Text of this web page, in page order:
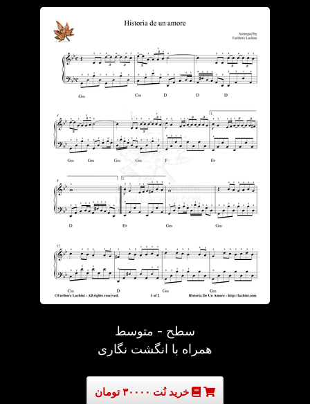
سطح - متوسط
همراه با انگشت نگاری
خرید نُت ۳۰۰۰۰ تومان